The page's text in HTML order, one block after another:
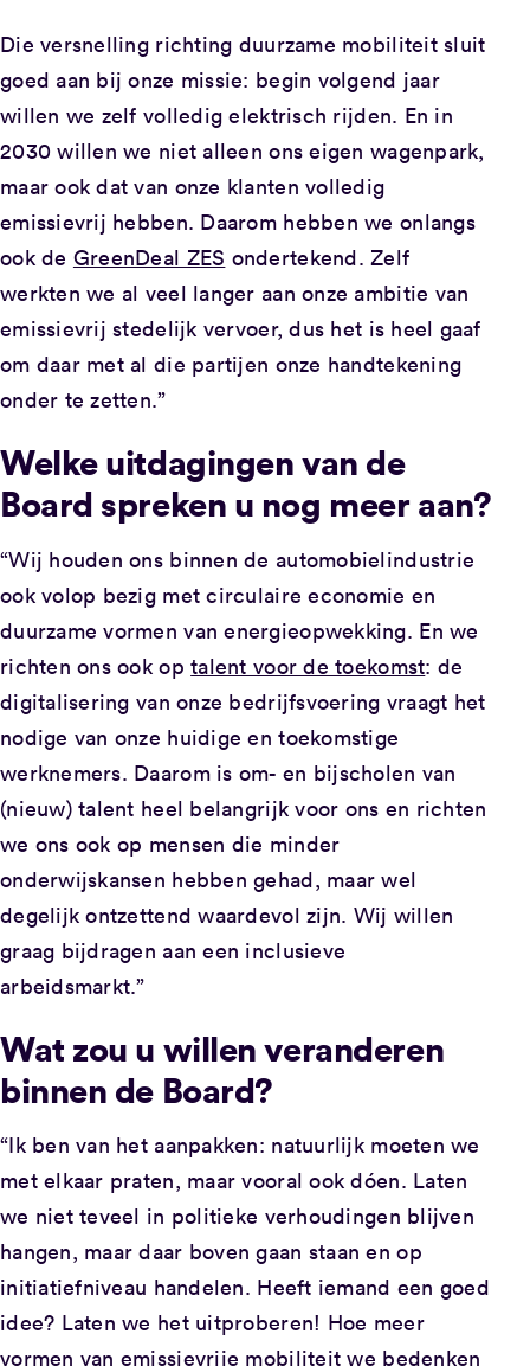
Die versnelling richting duurzame mobiliteit sluit
goed aan bij onze missie: begin volgend jaar
willen we zelf volledig elektrisch rijden. En in
2030 willen we niet alleen ons eigen wagenpark,
maar ook dat van onze klanten volledig
emissievrij hebben. Daarom hebben we onlangs
ook de GreenDeal ZES ondertekend. Zelf
werkten we al veel langer aan onze ambitie van
emissievrij stedelijk vervoer, dus het is heel gaaf
om daar met al die partijen onze handtekening
onder te zetten.”
Welke uitdagingen van de
Board spreken u nog meer aan?
“Wij houden ons binnen de automobielindustrie
ook volop bezig met circulaire economie en
duurzame vormen van energieopwekking. En we
richten ons ook optalent voor de toekomst: de
digitalisering van onze bedrijfsvoering vraagt het
nodige van onze huidige en toekomstige
werknemers. Daarom is om- en bijscholen van
(nieuw) talent heel belangrijk voor ons en richten
we ons ook op mensen die minder
onderwijskansen hebben gehad, maar wel
degelijk ontzettend waardevol zijn. Wij willen
graag bijdragen aan een inclusieve
arbeidsmarkt.”
Wat zou u willen veranderen
binnen de Board?
“Ik ben van het aanpakken: natuurlijk moeten we
met elkaar praten, maar vooral ook dóen. Laten
we niet teveel in politieke verhoudingen blijven
hangen, maar daar boven gaan staan en op
initiatiefniveau handelen. Heeft iemand een goed
idee? Laten we het uitproberen! Hoe meer
vormen van emissievrije mobiliteit we bedenken